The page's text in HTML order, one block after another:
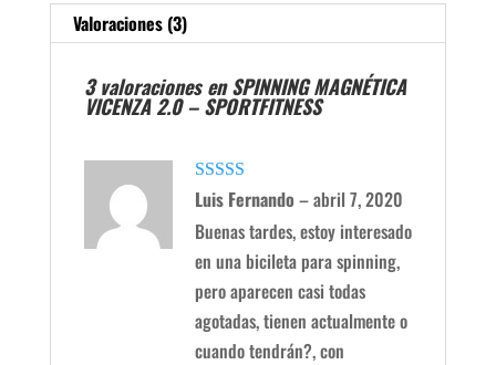
Valoraciones (3)
3 valoraciones enSPINNING MAGNÉTICA
VICENZA 2.0 – SPORTFITNESS
Valorado
con 4 de 5
Luis Fernando –abril 7, 2020
Buenas tardes, estoy interesado
en una bicileta para spinning,
pero aparecen casi todas
agotadas, tienen actualmente o
cuando tendrán?, con